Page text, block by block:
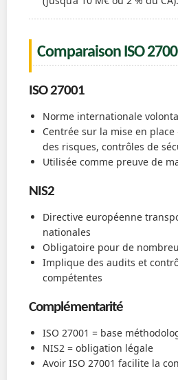
Comparaison ISO
ISO 27001
Norme internationale
Centrée sur la mise en place
des risques, contrôles de
Utilisée comme preuve de
NIS2
Directive européenne
nationales
Obligatoire pour de
Implique des audits et
compétentes
Complémentarité
ISO 27001 = base
NIS2 = obligation légale
Avoir ISO 27001 facilite la